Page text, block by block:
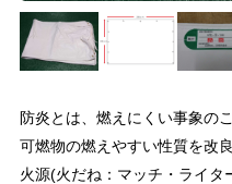
防炎とは、燃えにくい事象の
可燃物の燃えやすい性質を改
火源(火だね：マッチ・ライ